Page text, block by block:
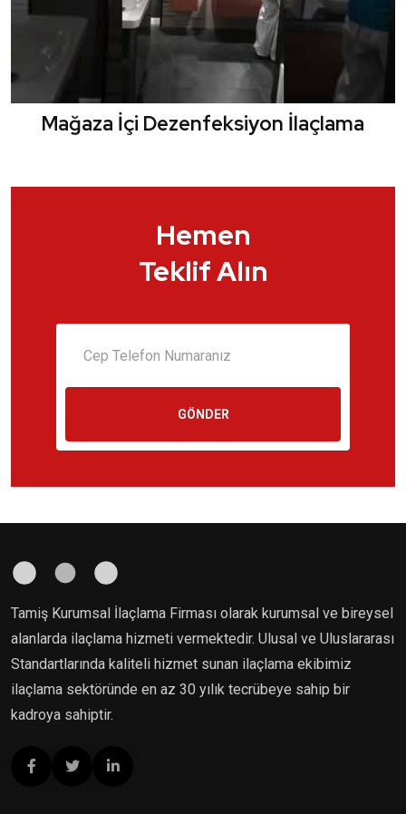
Mağaza İçi Dezenfeksiyon İlaçlama
Hemen
Teklif Alın
GÖNDER
Tamiş Kurumsal İlaçlama Firması olarak kurumsal ve bireysel
alanlarda ilaçlama hizmeti vermektedir. Ulusal ve Uluslararası
Standartlarında kaliteli hizmet sunan ilaçlama ekibimiz
ilaçlama sektöründe en az 30 yılık tecrübeye sahip bir
kadroya sahiptir.